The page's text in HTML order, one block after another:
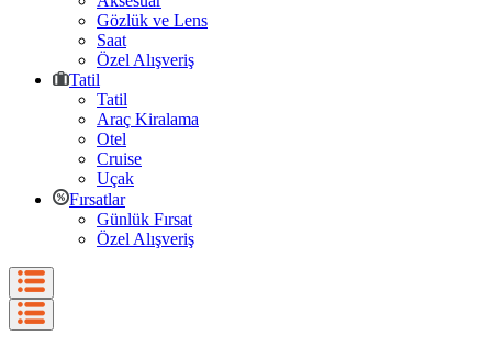
Gözlük ve Lens
Saat
Özel Alışveriş
Tatil
Tatil
Araç Kiralama
Otel
Cruise
Uçak
Fırsatlar
Günlük Fırsat
Özel Alışveriş